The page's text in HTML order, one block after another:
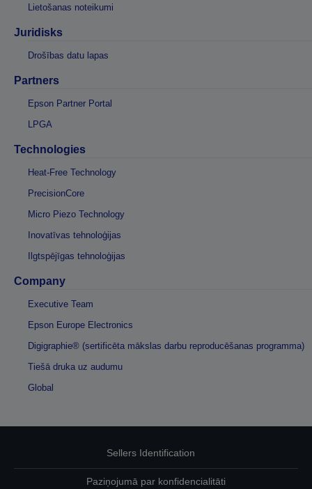
Lietošanas noteikumi
Juridisks
Drošības datu lapas
Partners
Epson Partner Portal
LPGA
Technologies
Heat-Free Technology
PrecisionCore
Micro Piezo Technology
Inovatīvas tehnoloģijas
Ilgtspējīgas tehnoloģijas
Company
Executive Team
Epson Europe Electronics
Digigraphie® (sertificēta mākslas darbu reproducēšanas programma)
Tiešā druka uz audumu
Global
Sellers Identification
Paziņojumā par konfidencialitāti